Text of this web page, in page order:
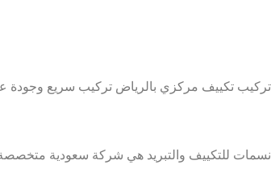
تركيب تكييف مركزي بالرياض تركيب سريع وجودة عالية
نسمات للتكييف والتبريد هي شركة سعودية متخصصة